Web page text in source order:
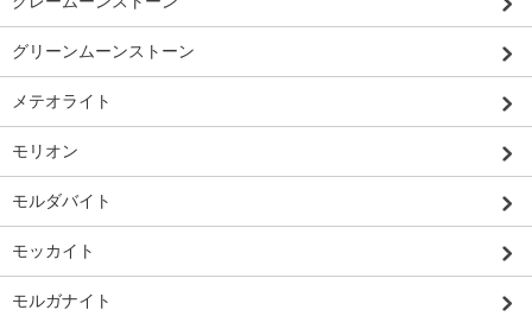
グリーンムーンストーン
メテオライト
モリオン
モルダバイト
モッカイト
モルガナイト